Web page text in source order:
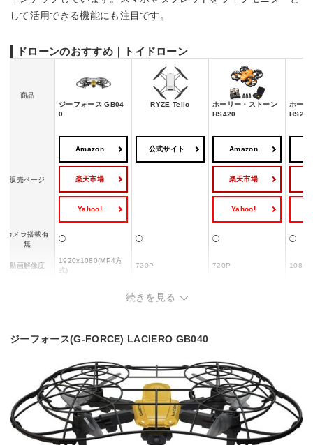
して活用できる機能にも注目です。
ドローンのおすすめ｜トイドローン
商品
ジーフォース GB04
0
RYZE Tello
ホーリー・ストーン
HS420
ホーリ
HS210
販売ページ
Amazon
楽天市場
Yahoo!
公式サイト Amazon
楽天市場
Yahoo!
カメラ搭載有
無
◯ ◯ ◯ ◯
動画解像度
1920x1080(MP4方
式)
720P 720P 1080P
操作可能距離
送信機 約30m/Wi-Fi
100m
約80分 ー ー
スマホ/タブレ
ット対応
◯ ◯ ◯
対応OS ー ー ー ー
Wi-Fi内蔵 ◯ ー ◯ ◯
障害物検知 ー
続きを見る
ジーフォース(G-FORCE) LACIERO GB040